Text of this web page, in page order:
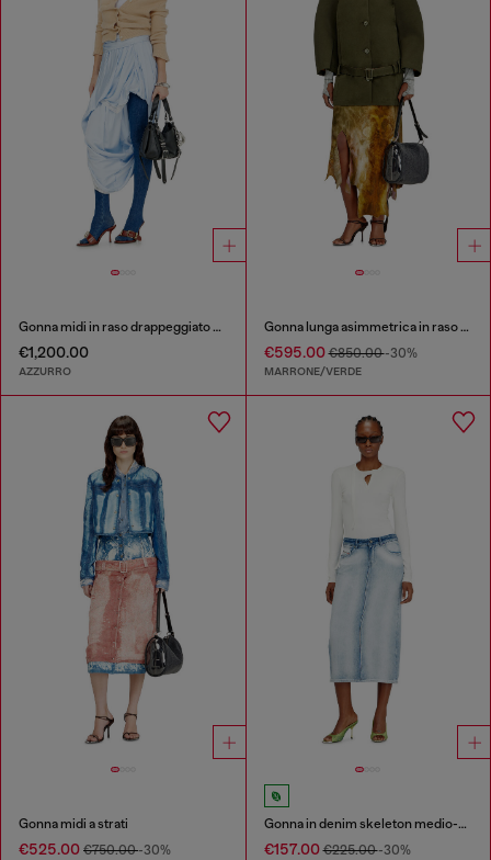
Gonna midi in raso drappeggiato con bordo in pizzo
€1,200.00
AZZURRO
Gonna lunga asimmetrica in raso stampato
€595.00€850.00-30%
MARRONE/VERDE
Gonna midi a strati
€525.00 €750.00-30%
Gonna in denim skeleton medio-chiaro
€157.00€225.00-30%